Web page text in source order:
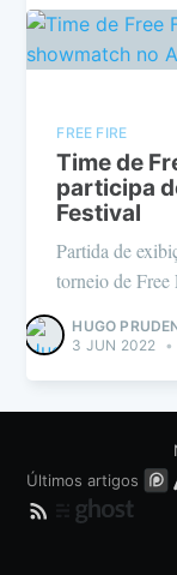
FREE FIRE
Time de
participa
Festival
Partida de
torneio de
HUGO
3 JUN 2022
•
Últimos artigos